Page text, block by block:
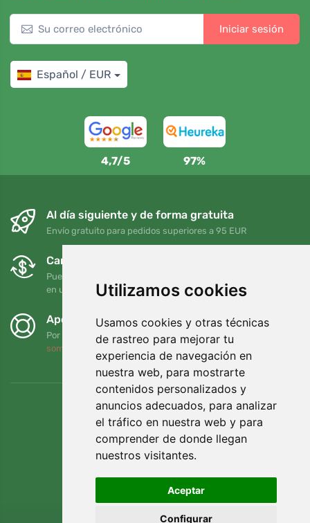
Utilizamos cookies
Usamos cookies y otras técnicas
de rastreo para mejorar tu
experiencia de navegación en
nuestra web, para mostrarte
contenidos personalizados y
anuncios adecuados, para analizar
el tráfico en nuestra web y para
comprender de donde llegan
nuestros visitantes.
Aceptar
Configurar
Iniciar sesión
Español / EUR
4,7/5 97%
Al día siguiente y de forma gratuita
Envío gratuito para pedidos superiores a 95 EUR
Cambios y devoluciones gratuitos
Puede devolver o cambiar su pedido en cualquier momento
en un plazo de 90 días
Apoyamos a Trees.org
Por cada pedido plantamos un árbol. Leer más
somos